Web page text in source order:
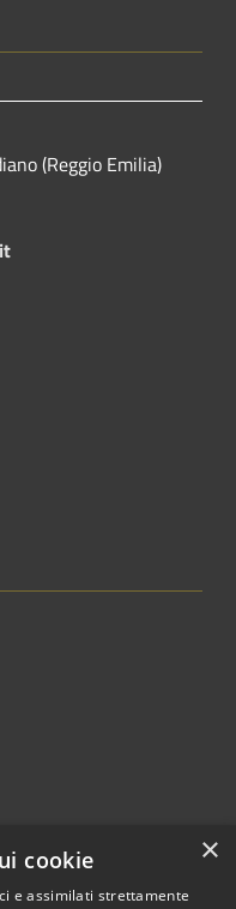
(Reggio Emilia)
×
cookie
e assimilati strettamente